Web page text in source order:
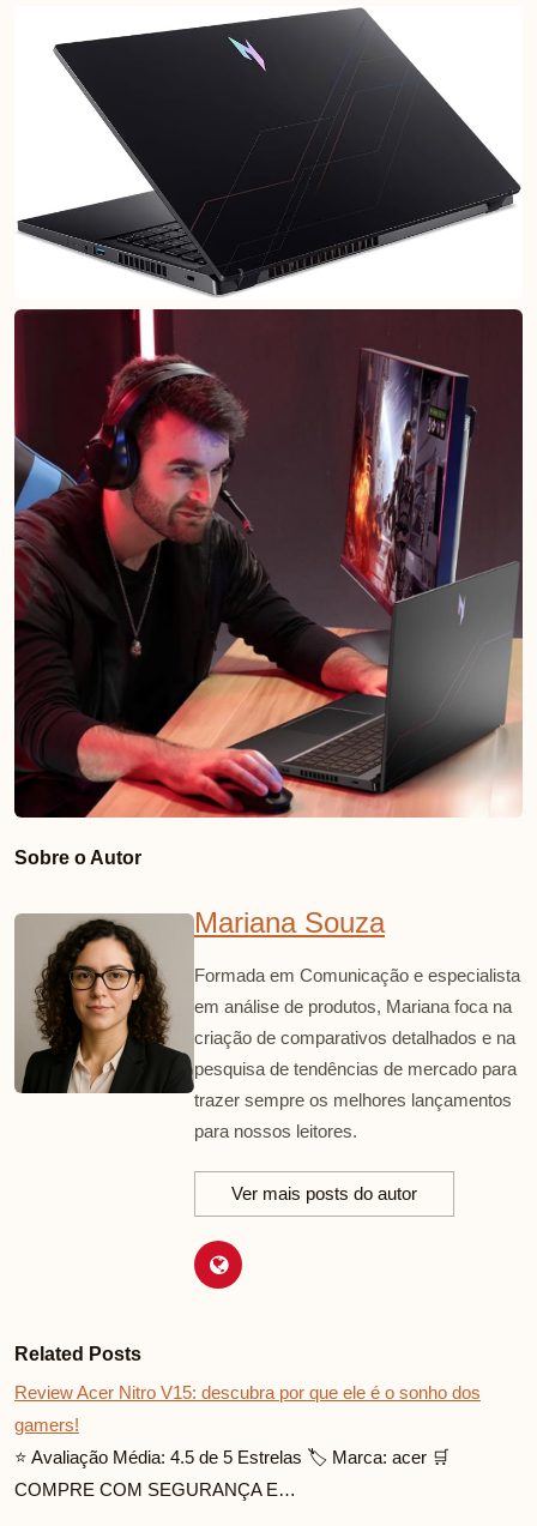
Sobre o Autor
Mariana Souza
Formada em Comunicação e especialista
em análise de produtos, Mariana foca na
criação de comparativos detalhados e na
pesquisa de tendências de mercado para
trazer sempre os melhores lançamentos
para nossos leitores.
Ver mais posts do autor
Related Posts
Review Acer Nitro V15: descubra por que ele é o sonho dos
gamers!
⭐ Avaliação Média: 4.5 de 5 Estrelas 🏷️ Marca: acer 🛒
COMPRE COM SEGURANÇA E…